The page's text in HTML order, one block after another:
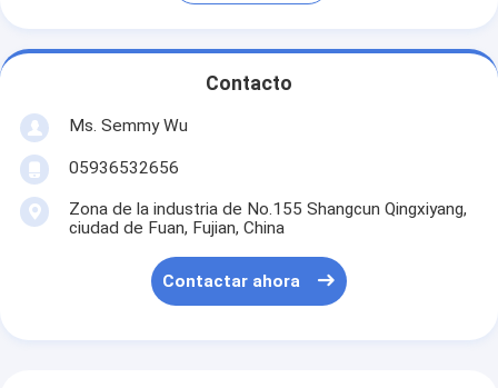
Contacto
Ms. Semmy Wu
05936532656
Zona de la industria de No.155 Shangcun Qingxiyang,
ciudad de Fuan, Fujian, China
Contactar ahora